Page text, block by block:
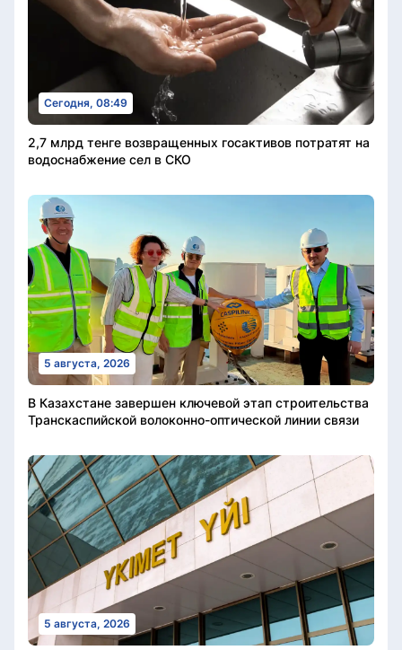
Сегодня, 08:49
2,7 млрд тенге возвращенных госактивов потратят на
водоснабжение сел в СКО
5 августа, 2026
В Казахстане завершен ключевой этап строительства
Транскаспийской волоконно-оптической линии связи
5 августа, 2026